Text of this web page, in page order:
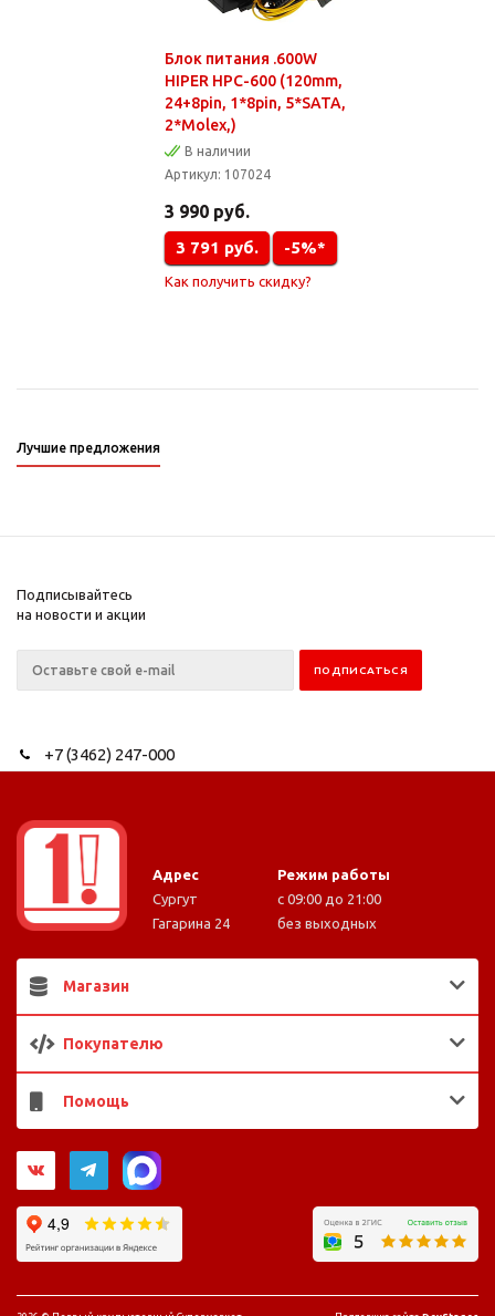
Блок питания .600W
HIPER HPC-600 (120mm,
24+8pin, 1*8pin, 5*SATA,
2*Molex,)
В наличии
Артикул: 107024
3 990 руб.
3 791 руб. -5%*
Как получить скидку?
Лучшие предложения
Подписывайтесь
на новости и акции
+7 (3462) 247-000
Адрес
Сургут
Гагарина 24
Режим работы
с 09:00 до 21:00
без выходных
Магазин
Покупателю
Помощь